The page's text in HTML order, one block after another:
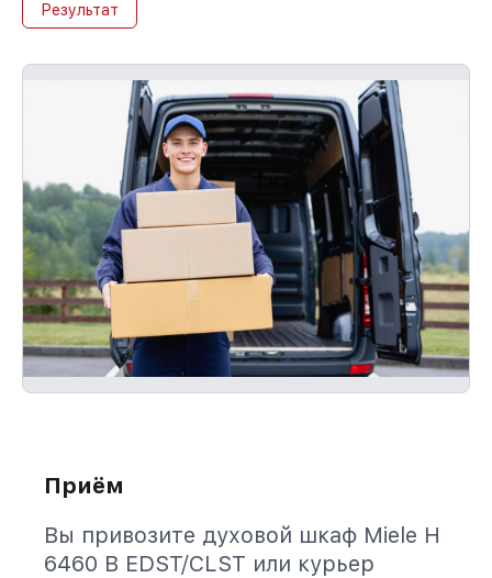
Результат
Приём
Вы привозите духовой шкаф Miele H
6460 B EDST/CLST или курьер